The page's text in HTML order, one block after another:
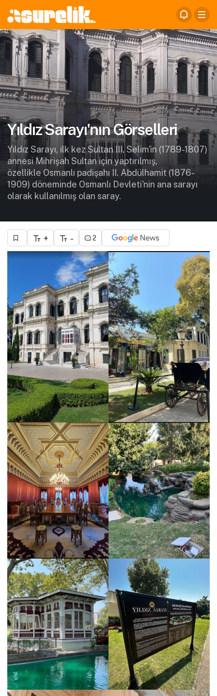
Yıldız Sarayı'nın Görselleri
Yıldız Sarayı, ilk kez Sultan III. Selim'in (1789-1807)
annesi Mihrişah Sultan için yaptırılmış,
özellikle Osmanlı padişahı II. Abdülhamit (1876-
1909) döneminde Osmanlı Devleti'nin ana sarayı
olarak kullanılmış olan saray.
+ - 2